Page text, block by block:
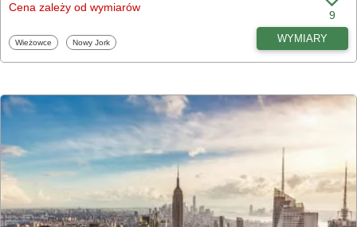
Cena zależy od wymiarów
9
Fototapety
Wieżowce Fototapety
Nowy Jork WYMIARY